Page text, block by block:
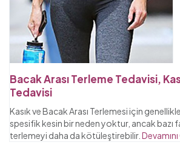
Bacak Arası Terleme Tedavisi,
Tedavisi
Kasık ve Bacak Arası Terlemesi için
spesifik kesin bir neden yoktur, ancak bazı
terlemeyi daha da kötüleştirebilir. Devamını